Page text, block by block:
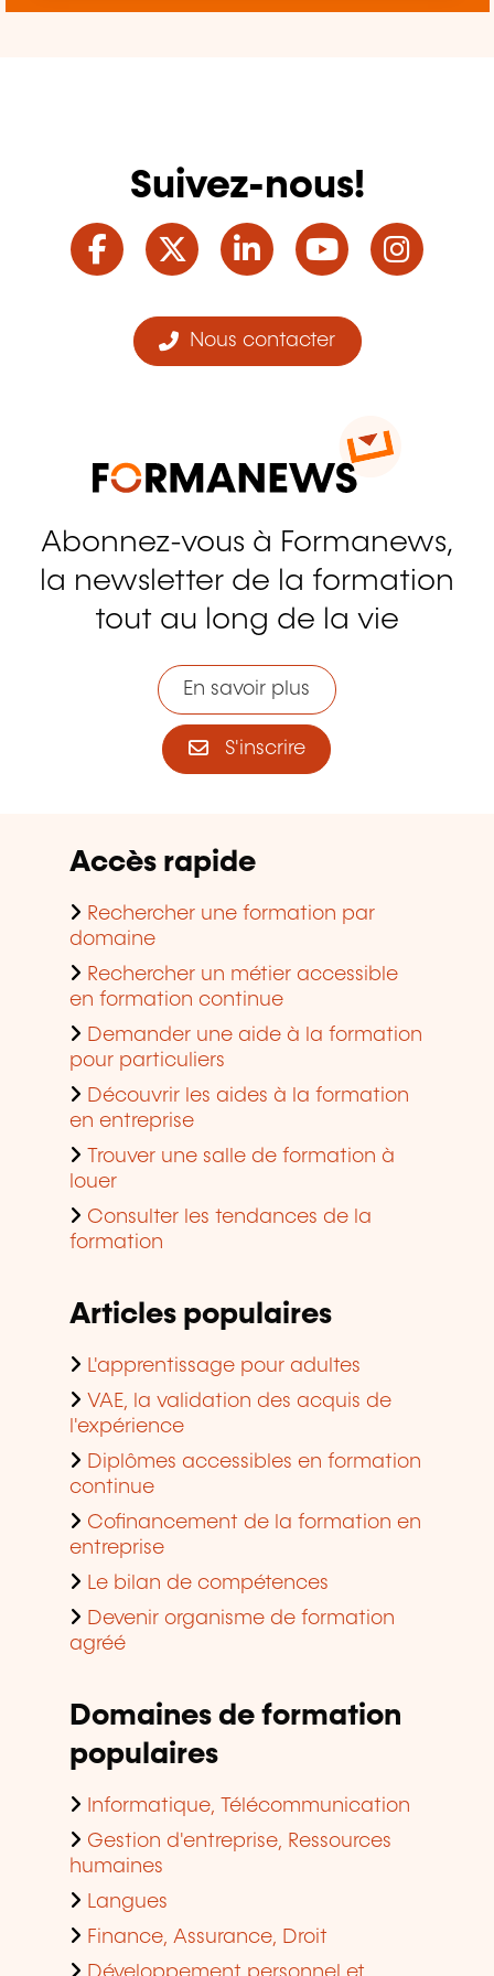
Suivez-nous!
Facebook
TwitterLinkedInYouTube
Nous contacter
Abonnez-vous à Formanews,
la newsletter de la formation
tout au long de la vie
En savoir plus
S'inscrire
Accès rapide
Rechercher une formation par
domaine
Rechercher un métier accessible
en formation continue
Demander une aide à la formation
pour particuliers
Découvrir les aides à la formation
en entreprise
Trouver une salle de formation à
louer
Consulter les tendances de la
formation
Articles populaires
L'apprentissage pour adultes
VAE, la validation des acquis de
l'expérience
Diplômes accessibles en formation
continue
Cofinancement de la formation en
entreprise
Le bilan de compétences
Devenir organisme de formation
agréé
Domaines de formation
populaires
Informatique, Télécommunication
Gestion d'entreprise, Ressources
humaines
Langues
Finance, Assurance, Droit